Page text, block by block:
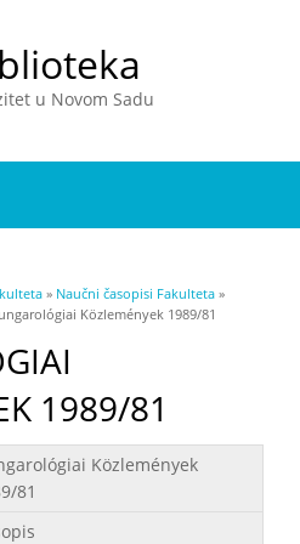
u Novom Sadu
» Naučni časopisi Fakulteta »
Közlemények 1989/81
1989/81
Közlemények
81